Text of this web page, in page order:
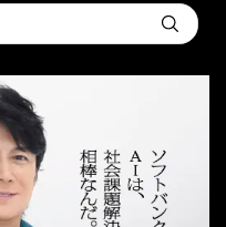
Submit